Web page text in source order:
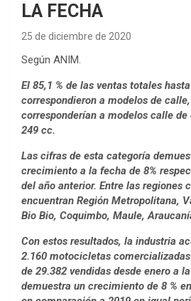
LA FECHA
25 de diciembre de 2020
Según ANIM.
El 85,1 % de las ventas totales
correspondieron a modelos de
corresponderían a modelos calle
249 cc.
Las cifras de esta categoría
crecimiento a la fecha de 8%
del año anterior. Entre las regiones
encuentran Región Metropolitana,
Bio Bio, Coquimbo, Maule,
Con estos resultados, la industria
2.160 motocicletas
de 29.382 vendidas desde enero a
demuestra un crecimiento de 8 %